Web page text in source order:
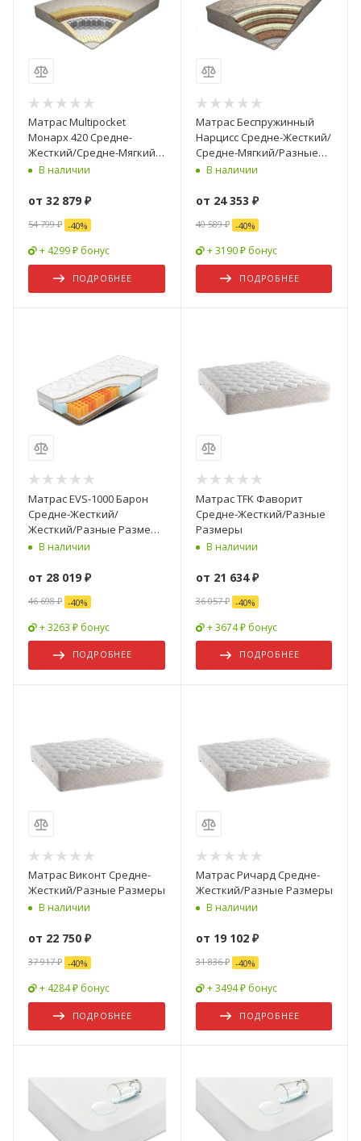
Матрас Multipocket
Монарх 420 Средне-
Жесткий/Средне-Мягкий/
Разные Размеры
В наличии
от 32 879 ₽
54 799 ₽ -40%
+ 4299 ₽ бонус
ПОДРОБНЕЕ
Матрас Беспружинный
Нарцисс Средне-Жесткий/
Средне-Мягкий/Разные
Размеры
В наличии
от 24 353 ₽
40 589 ₽ -40%
+ 3190 ₽ бонус
ПОДРОБНЕЕ
Матрас EVS-1000 Барон
Средне-Жесткий/
Жесткий/Разные Размеры
(Non-Stress Relax BMV
В наличии
от 28 019 ₽
46 698 ₽ -40%
+ 3263 ₽ бонус
ПОДРОБНЕЕ
Матрас TFK Фаворит
Средне-Жесткий/Разные
Размеры
В наличии
от 21 634 ₽
36 057 ₽ -40%
+ 3674 ₽ бонус
ПОДРОБНЕЕ
Матрас Виконт Средне-
Жесткий/Разные Размеры
В наличии
от 22 750 ₽
37 917 ₽ -40%
+ 4284 ₽ бонус
ПОДРОБНЕЕ
Матрас Ричард Средне-
Жесткий/Разные Размеры
В наличии
от 19 102 ₽
31 836 ₽ -40%
+ 3494 ₽ бонус
ПОДРОБНЕЕ